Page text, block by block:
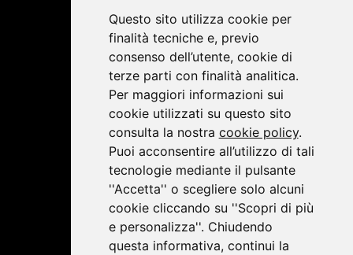
Questo sito utilizza cookie per
finalità tecniche e, previo
consenso dell’utente, cookie di
terze parti con finalità analitica.
Per maggiori informazioni sui
cookie utilizzati su questo sito
consulta la nostra cookie policy.
Puoi acconsentire all’utilizzo di tali
tecnologie mediante il pulsante
''Accetta'' o scegliere solo alcuni
cookie cliccando su ''Scopri di più
e personalizza''. Chiudendo
questa informativa, continui la